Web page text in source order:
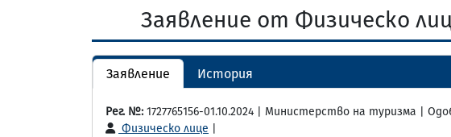
Заявление от Физическо
Заявление История
Рег. №: 1727765156-01.10.2024 | Министерство на туризма |
Физическо лице